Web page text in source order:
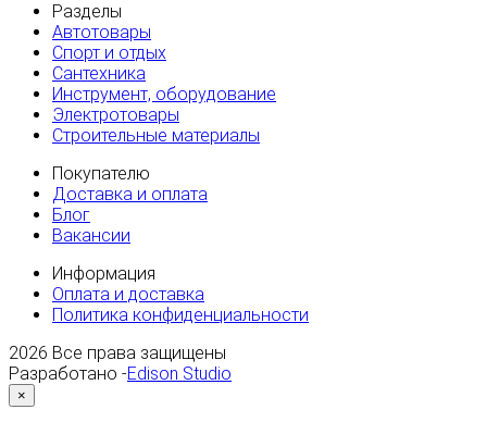
Разделы
Автотовары
Спорт и отдых
Сантехника
Инструмент, оборудование
Электротовары
Строительные материалы
Покупателю
Доставка и оплата
Блог
Вакансии
Информация
Оплата и доставка
Политика конфиденциальности
2026 Все права защищены
Разработано -Edison Studio
×